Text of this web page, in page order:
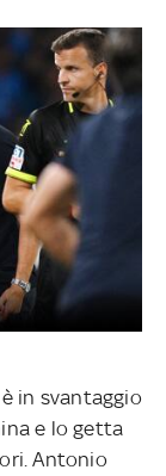
in svantaggio
e lo getta
Antonio